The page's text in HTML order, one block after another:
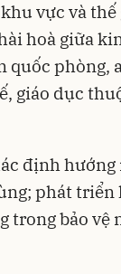
vực và
hoà giữa
quốc phòng,
giáo dục
định
phát triển
trong bảo vệ